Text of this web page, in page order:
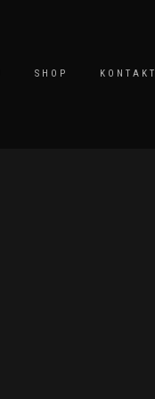
SHOP KONTAKT